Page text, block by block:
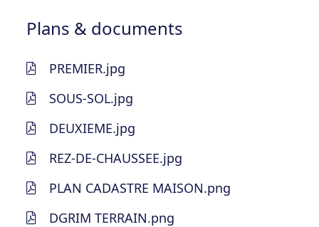
Plans & documents
PREMIER.jpg
SOUS-SOL.jpg
DEUXIEME.jpg
REZ-DE-CHAUSSEE.jpg
PLAN CADASTRE MAISON.png
DGRIM TERRAIN.png